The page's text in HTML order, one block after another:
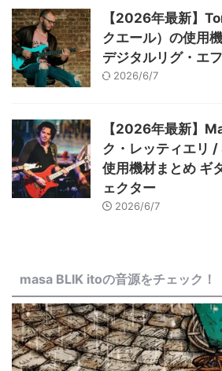
【2026年最新】
クエール）の使用
デジタルリグ・エ
2026/6/7
【2026年最新】
ク・レッティエリ
使用機材まとめ ギ
ェクター
2026/6/7
masa BLIK itoの音源をチェック！